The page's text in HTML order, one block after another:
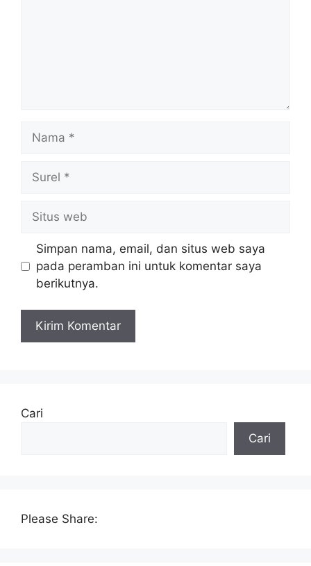
web
Simpan nama, email, dan situs web saya
pada peramban ini untuk komentar saya
berikutnya.
Cari
Cari
Please Share: